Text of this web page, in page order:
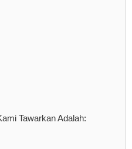
Tawarkan Adalah: